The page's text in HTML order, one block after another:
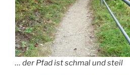
… der Pfad ist schmal und steil